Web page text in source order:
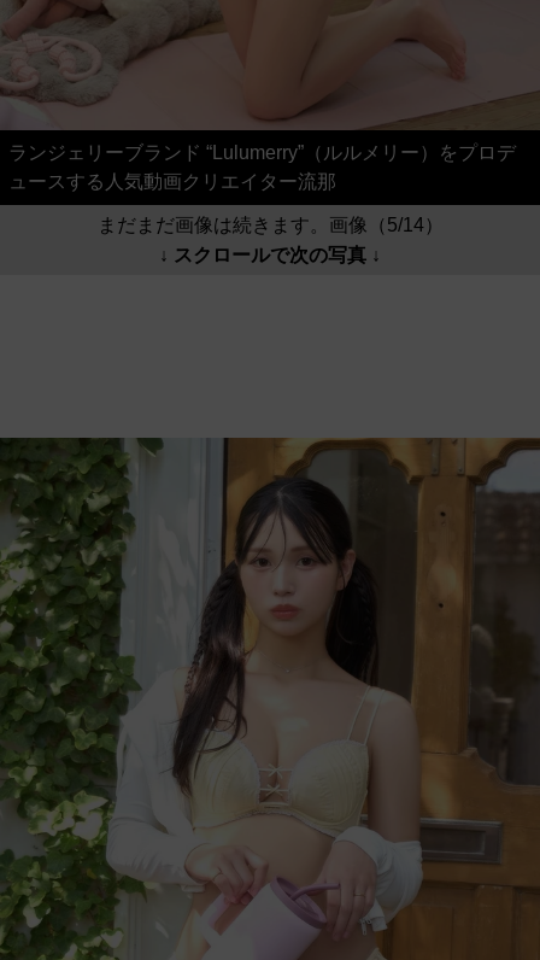
ランジェリーブランド “Lulumerry”（ルルメリー）をプロデ
ュースする人気動画クリエイター流那
まだまだ画像は続きます。画像（5/14）
↓ スクロールで次の写真 ↓